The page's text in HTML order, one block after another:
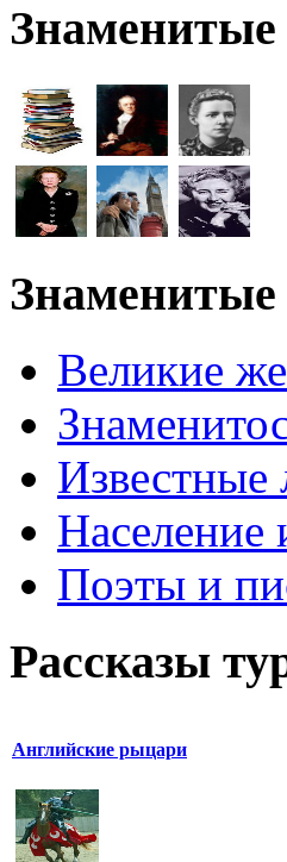
Великие
Известные
Население
Поэты и
Рассказы
Английские рыцари